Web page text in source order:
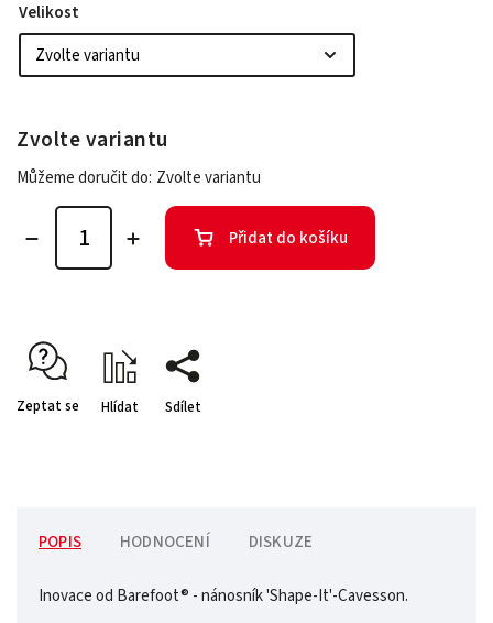
Velikost
Zvolte variantu
Můžeme doručit do: Zvolte variantu
Přidat do košíku
Zeptat se Hlídat Sdílet
POPIS HODNOCENÍ DISKUZE
Inovace od Barefoot® - nánosník 'Shape-It'-Cavesson.